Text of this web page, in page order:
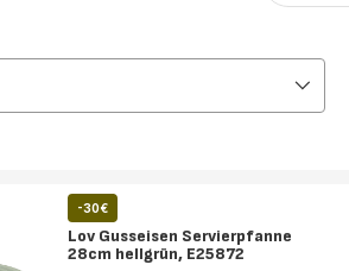
-30€
Lov Gusseisen Servierpfanne
28cm hellgrün, E25872
Bewertung